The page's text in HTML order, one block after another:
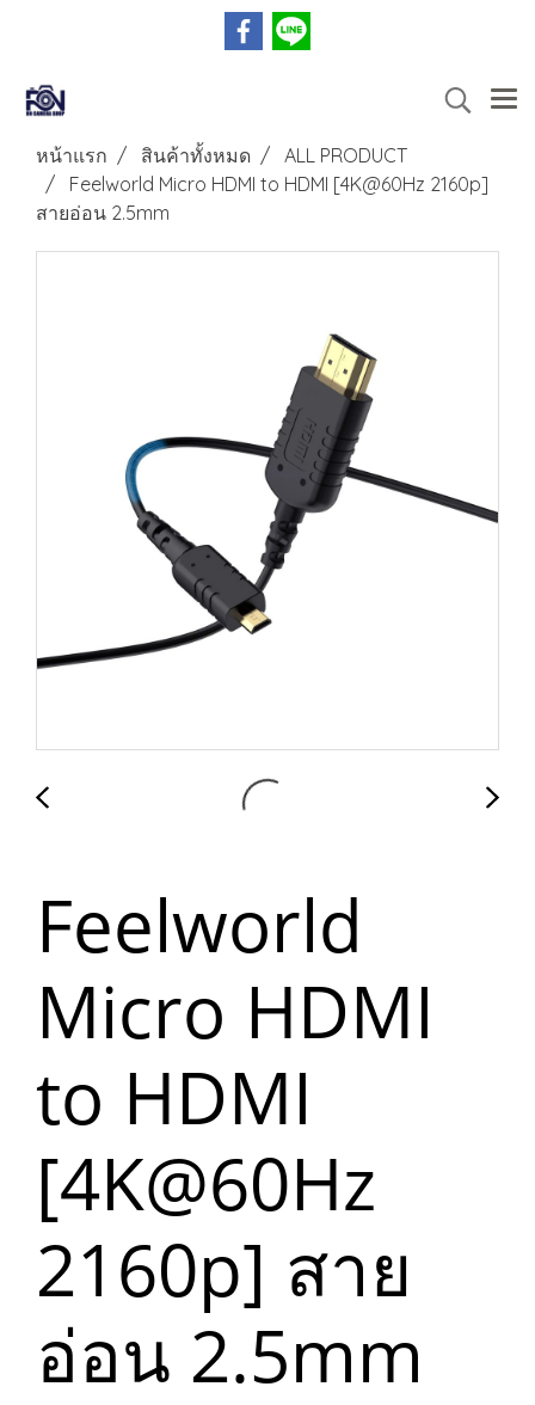
หน้าแรก สินค้าทั้งหมด
ALL PRODUCT
Feelworld Micro HDMI to HDMI [4K@60Hz 2160p]
สายอ่อน 2.5mm
Feelworld
Micro HDMI
to HDMI
[4K@60Hz
2160p] สาย
อ่อน 2.5mm